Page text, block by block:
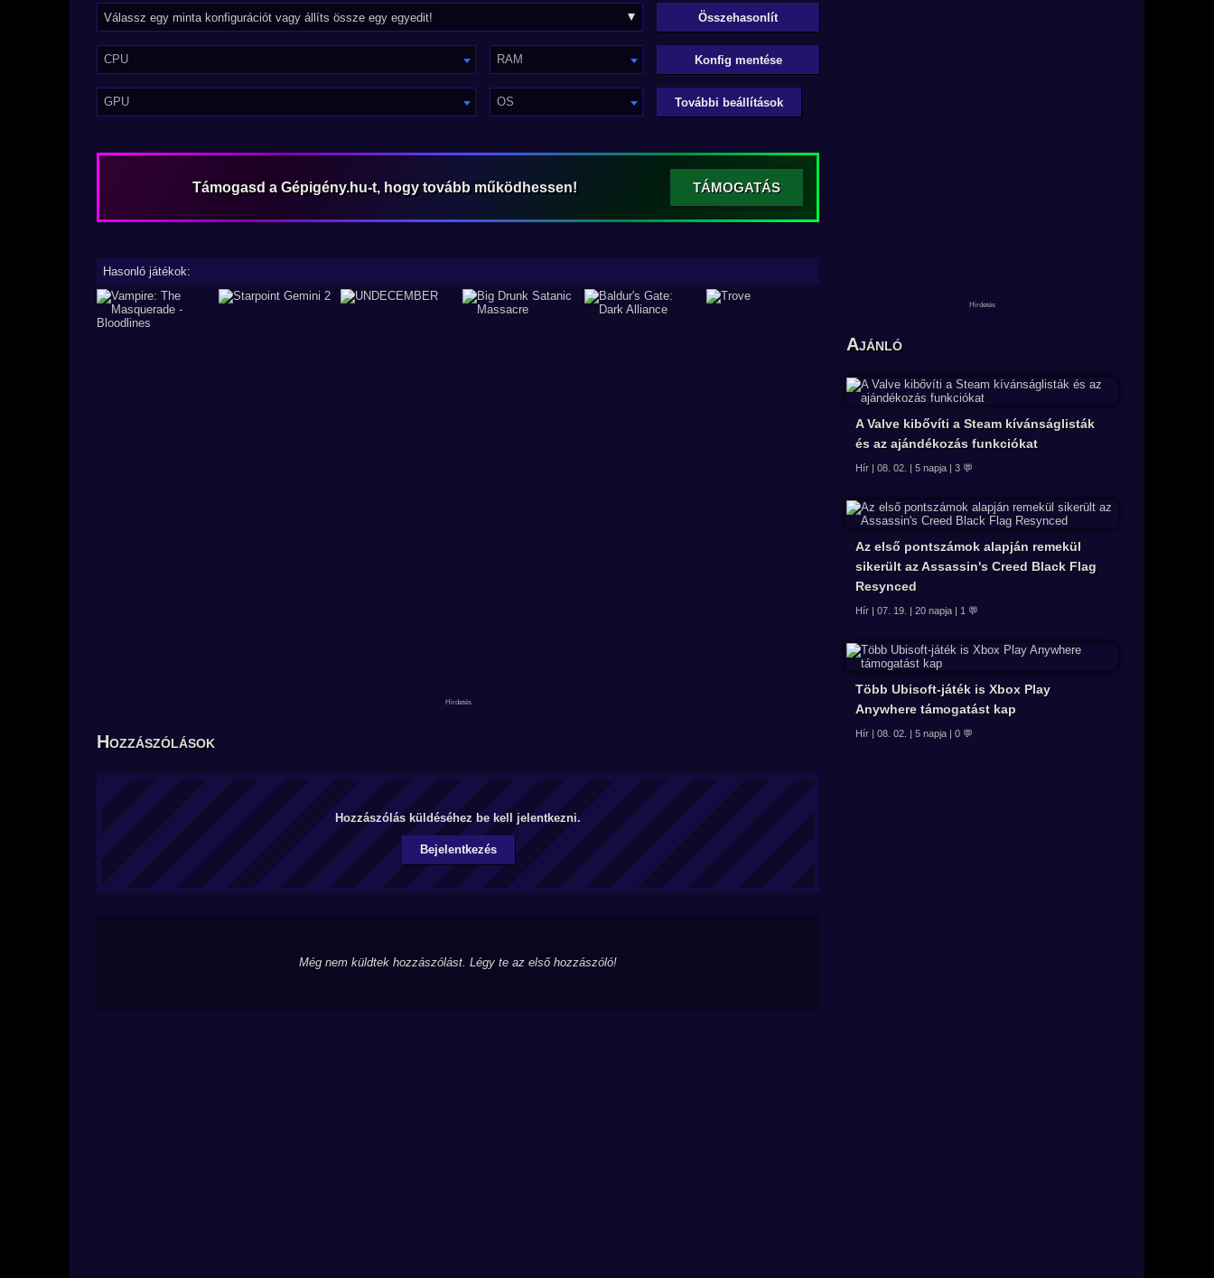
CPU RAM
GPU OS
Konfig mentése
További beállítások
Támogasd a Gépigény.hu-t, hogy tovább működhessen! TÁMOGATÁS
Hasonló játékok:
Hozzászólások
Hozzászólás küldéséhez be kell jelentkezni.
Bejelentkezés
Még nem küldtek hozzászólást. Légy te az első hozzászóló!
Ajánló
A Valve kibővíti a Steam kívánságlisták
és az ajándékozás funkciókat
Hír | 08. 02. | 5 napja | 3 💬
Az első pontszámok alapján remekül
sikerült az Assassin's Creed Black Flag
Resynced
Hír | 07. 19. | 20 napja | 1 💬
Több Ubisoft-játék is Xbox Play
Anywhere támogatást kap
Hír | 08. 02. | 5 napja | 0 💬